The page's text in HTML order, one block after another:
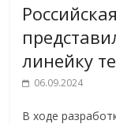
линейку
06.09.2024
В ходе